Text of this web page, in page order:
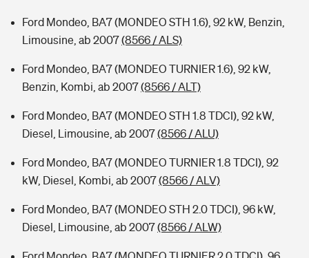
Ford Mondeo, BA7 (MONDEO STH 1.6), 92 kW, Benzin,
Limousine, ab 2007(8566 / ALS)
Ford Mondeo, BA7 (MONDEO TURNIER 1.6), 92 kW,
Benzin, Kombi, ab 2007(8566 / ALT)
Ford Mondeo, BA7 (MONDEO STH 1.8 TDCI), 92 kW,
Diesel, Limousine, ab 2007(8566 / ALU)
Ford Mondeo, BA7 (MONDEO TURNIER 1.8 TDCI), 92
kW, Diesel, Kombi, ab 2007(8566 / ALV)
Ford Mondeo, BA7 (MONDEO STH 2.0 TDCI), 96 kW,
Diesel, Limousine, ab 2007(8566 / ALW)